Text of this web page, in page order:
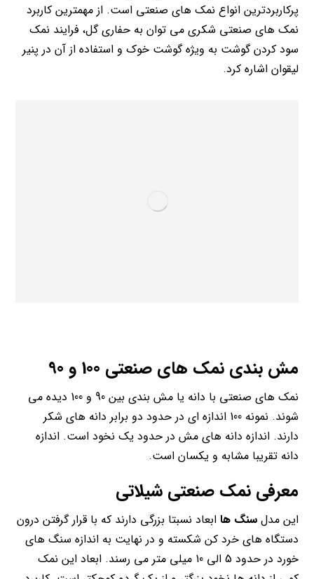
پرکاربردترین انواع نمک های صنعتی است. از مهمترین کاربرد
نمک های صنعتی شکری می توان به حفاری گل، فرایند نمک
سود کردن گوشت به ویژه گوشت خوک و استفاده از آن در پنیر
لیقوان اشاره کرد.
مش بندی نمک های صنعتی 100 و 90
نمک های صنعتی با دانه یا مش بندی بین 90 و 100 دیده می
شوند. نمونه 100 اندازه ای در حدود دو برابر دانه های شکر
دارند. اندازه دانه های مش در حدود یک نخود است. اندازه
دانه تقریبا مشابه و یکسان است.
معرفینمک صنعتی شیلاتی
این مدلسنگ ها ابعاد نسبتا بزرگی دارند که با قرار گرفتن درون
دستگاه های خرد کن شکسته و در نهایت به اندازه سنگ های
خورد در حدود 5 الی 10 میلی متر می رسند. ابعاد این نمک